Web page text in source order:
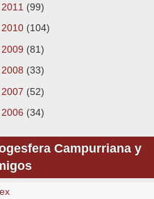
2011 (99)
2010 (104)
2009 (81)
2008 (33)
2007 (52)
2006 (34)
Campurriana y